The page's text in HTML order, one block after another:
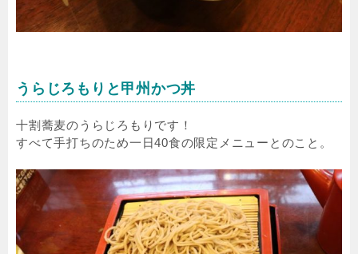
うらじろもりと甲州かつ丼
十割蕎麦のうらじろもりです！
すべて手打ちのため一日40食の限定メニューとのこと。